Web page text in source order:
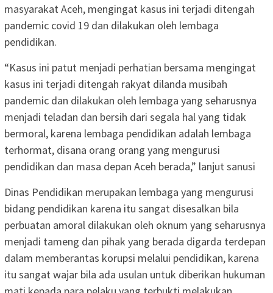
masyarakat Aceh, mengingat kasus ini terjadi ditengah
pandemic covid 19 dan dilakukan oleh lembaga
pendidikan.
“Kasus ini patut menjadi perhatian bersama mengingat
kasus ini terjadi ditengah rakyat dilanda musibah
pandemic dan dilakukan oleh lembaga yang seharusnya
menjadi teladan dan bersih dari segala hal yang tidak
bermoral, karena lembaga pendidikan adalah lembaga
terhormat, disana orang orang yang mengurusi
pendidikan dan masa depan Aceh berada,” lanjut sanusi
Dinas Pendidikan merupakan lembaga yang mengurusi
bidang pendidikan karena itu sangat disesalkan bila
perbuatan amoral dilakukan oleh oknum yang seharusnya
menjadi tameng dan pihak yang berada digarda terdepan
dalam memberantas korupsi melalui pendidikan, karena
itu sangat wajar bila ada usulan untuk diberikan hukuman